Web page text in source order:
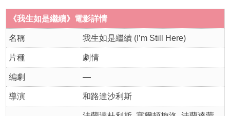
《我生如是繼續》電影詳情
名稱 我生如是繼續 (I’m Still Here)
片種 劇情
編劇 —
導演 和路達沙利斯